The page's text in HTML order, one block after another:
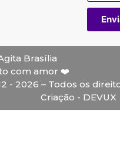
Brasília
com amor ❤️
- 2026 – Todos os
Criação - DEVUX